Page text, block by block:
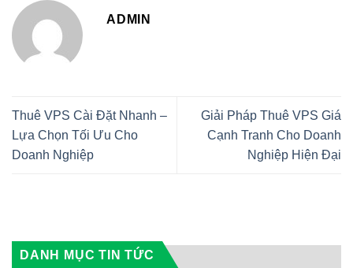
ADMIN
Thuê VPS Cài Đặt Nhanh –
Lựa Chọn Tối Ưu Cho
Doanh Nghiệp
Giải Pháp Thuê VPS Giá
Cạnh Tranh Cho Doanh
Nghiệp Hiện Đại
DANH MỤC TIN TỨC